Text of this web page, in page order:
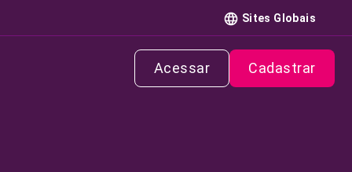
Sites Globais
Acessar Cadastrar